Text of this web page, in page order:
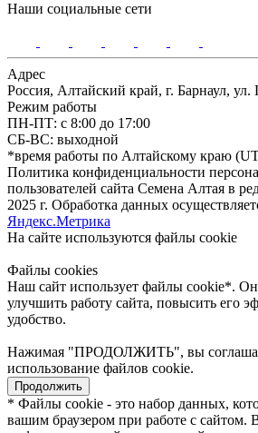
Наши социальные сети
Адрес
Россия, Алтайский край, г. Барнаул, ул.
Режим работы
ПН-ПТ: с 8:00 до 17:00
СБ-ВС: выходной
*время работы по Алтайскому краю
Политика конфиденциальности
пользователей сайта Семена Алтая в
2025 г. Обработка данных
Яндекс.Метрика
На сайте используются файлы сookie
Файлы cookies
Наш сайт использует файлы cookie*.
улучшить работу сайта, повысить его
удобство.
Нажимая "ПРОДОЛЖИТЬ", вы
использование файлов cookie.
Продолжить
* Файлы cookie - это набор данных,
вашим браузером при работе с сайтом.